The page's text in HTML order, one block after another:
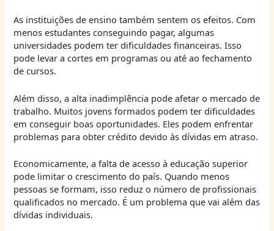
As instituições de ensino também sentem os efeitos. Com
menos estudantes conseguindo pagar, algumas
universidades podem ter dificuldades financeiras. Isso
pode levar a cortes em programas ou até ao fechamento
de cursos.
Além disso, a alta inadimplência pode afetar o mercado de
trabalho. Muitos jovens formados podem ter dificuldades
em conseguir boas oportunidades. Eles podem enfrentar
problemas para obter crédito devido às dívidas em atraso.
Economicamente, a falta de acesso à educação superior
pode limitar o crescimento do país. Quando menos
pessoas se formam, isso reduz o número de profissionais
qualificados no mercado. É um problema que vai além das
dívidas individuais.